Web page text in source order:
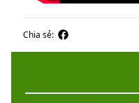
Chia sẻ: